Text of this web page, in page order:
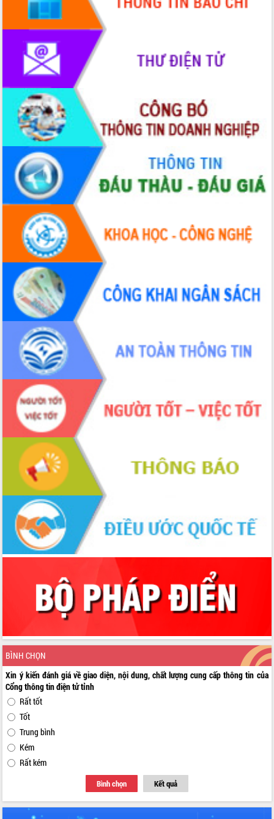
BÌNH CHỌN
Xin ý kiến đánh giá về giao diện, nội dung, chất lượng cung cấp thông tin của
Cổng thông tin điện tử tỉnh
Rất tốt
Tốt
Trung bình
Kém
Rất kém
Bình chọn Kết quả